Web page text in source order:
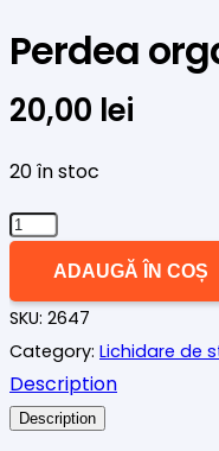
Perdea
20,00 lei
20 în stoc
Cantitate
roz
pastel
ADAUGĂ ÎN COȘ
SKU: 2647
Category: Lichidare de
Description
Description